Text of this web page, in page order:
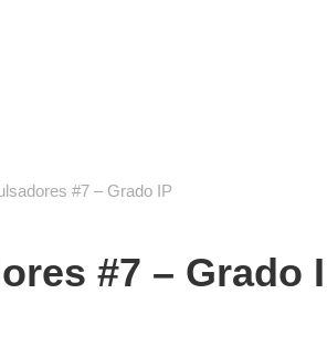
#7 – Grado IP
#7 – Grado